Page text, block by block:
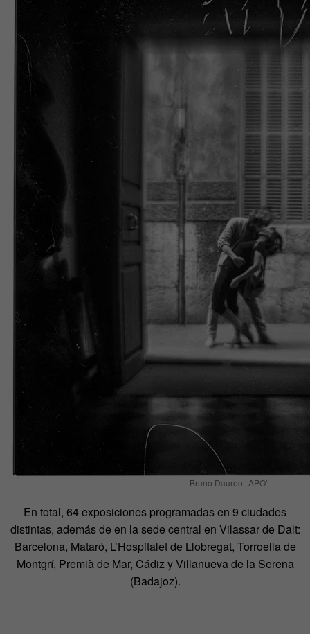
Bruno Daureo. ‘APO’
En total, 64 exposiciones programadas en 9 ciudades
distintas, además de en la sede central en Vilassar de Dalt:
Barcelona, Mataró, L’Hospitalet de Llobregat, Torroella de
Montgrí, Premià de Mar, Cádiz y Villanueva de la Serena
(Badajoz).